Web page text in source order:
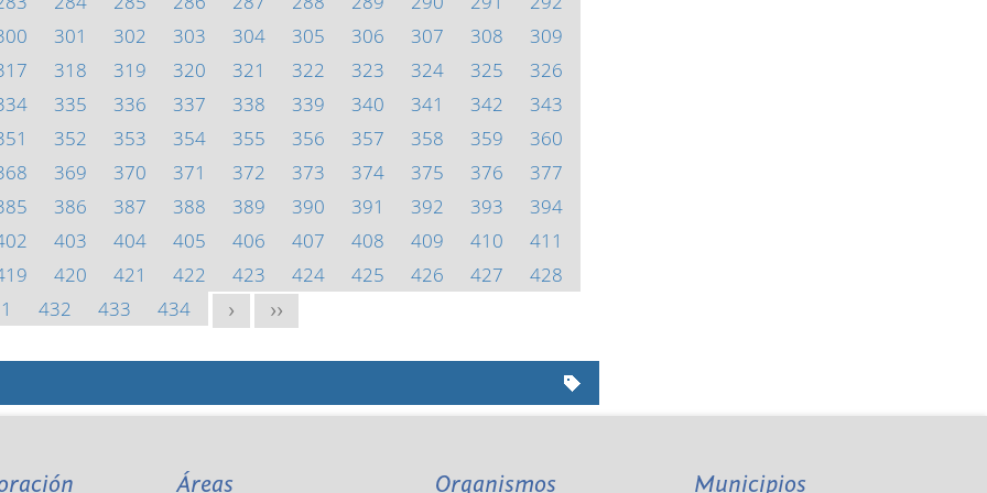
301 302 303 304 305 306 307 308
309
318 319 320 321 322 323 324 325
326
335 336 337 338 339 340 341 342
343
352 353 354 355 356 357 358 359
360
369 370 371 372 373 374 375 376
377
386 387 388 389 390 391 392 393
394
403 404 405 406 407 408 409 410
411
420 421 422 423 424 425 426 427
428
432 433 434 > >>
Áreas Organismos Municipios